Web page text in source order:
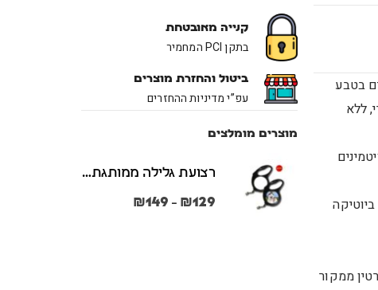
בטבע
ללא
ממקור
קנייה מאובטחת
בתקן PCI המחמיר
ביטול והחזרת מוצרים
עפ”י מדיניות ההחזרים
מוצרים מומלצים
רצועת גלילה ממותגת משני הצדדים צבע שחור במידות S + M
₪129
–
₪149